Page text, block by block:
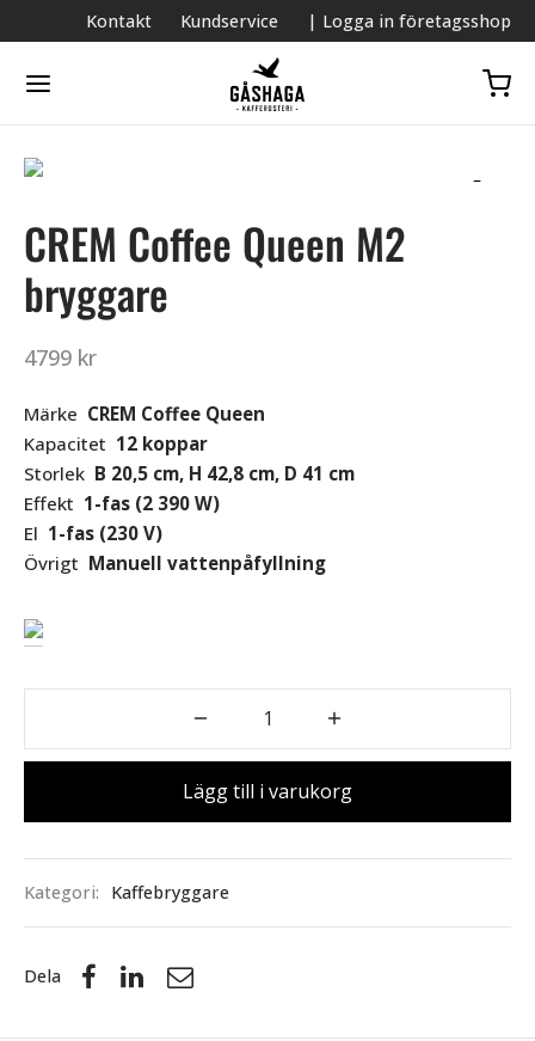
Kontakt Kundservice | Logga in företagsshop
CREM Coffee Queen M2
bryggare
4799 kr
Märke CREM Coffee Queen
Kapacitet 12 koppar
Storlek B 20,5 cm, H 42,8 cm, D 41 cm
Effekt 1-fas (2 390 W)
El 1-fas (230 V)
Övrigt Manuell vattenpåfyllning
Lägg till i varukorg
Kategori: Kaffebryggare
Dela